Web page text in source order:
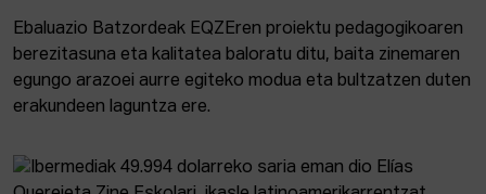
Ebaluazio Batzordeak EQZEren proiektu pedagogikoaren
berezitasuna eta kalitatea baloratu ditu, baita zinemaren
egungo arazoei aurre egiteko modua eta bultzatzen duten
erakundeen laguntza ere.